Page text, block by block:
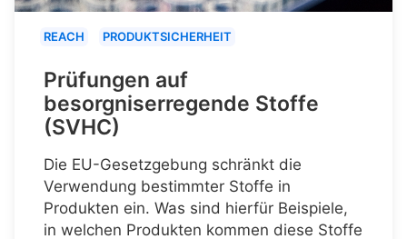
REACH PRODUKTSICHERHEIT
Prüfungen auf
besorgniserregende Stoffe
(SVHC)
Die EU-Gesetzgebung schränkt die
Verwendung bestimmter Stoffe in
Produkten ein. Was sind hierfür Beispiele,
in welchen Produkten kommen diese Stoffe